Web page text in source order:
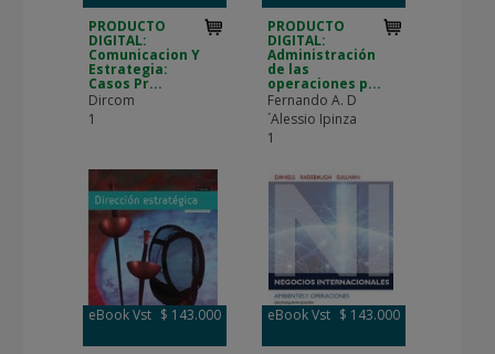
PRODUCTO
DIGITAL:
Comunicacion Y
Estrategia:
Casos Pr...
Dircom
1
PRODUCTO
DIGITAL:
Administración
de las
operaciones p...
Fernando A. D
´Alessio Ipinza
1
eBook Vst $ 143.000 eBook Vst $ 143.000